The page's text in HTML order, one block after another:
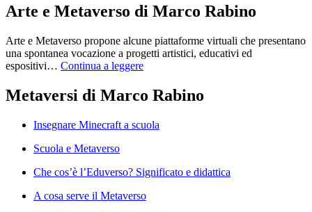
Arte e Metaverso di Marco Rabino
Arte e Metaverso propone alcune piattaforme virtuali che presentano
una spontanea vocazione a progetti artistici, educativi ed
espositivi… Continua a leggere
Metaversi di Marco Rabino
Insegnare Minecraft a scuola
Scuola e Metaverso
Che cos’è l’Eduverso? Significato e didattica
A cosa serve il Metaverso